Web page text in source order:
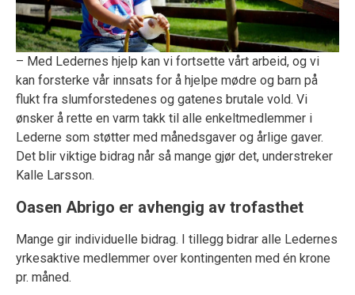
– Med Ledernes hjelp kan vi fortsette vårt arbeid, og vi
kan forsterke vår innsats for å hjelpe mødre og barn på
flukt fra slumforstedenes og gatenes brutale vold. Vi
ønsker å rette en varm takk til alle enkeltmedlemmer i
Lederne som støtter med månedsgaver og årlige gaver.
Det blir viktige bidrag når så mange gjør det, understreker
Kalle Larsson.
Oasen Abrigo er avhengig av trofasthet
Mange gir individuelle bidrag. I tillegg bidrar alle Ledernes
yrkesaktive medlemmer over kontingenten med én krone
pr. måned.